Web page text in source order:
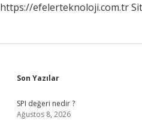
https://efelerteknoloji.com.tr
Sidebar
Son Yazılar
SPI değeri nedir ?
Ağustos 8, 2026